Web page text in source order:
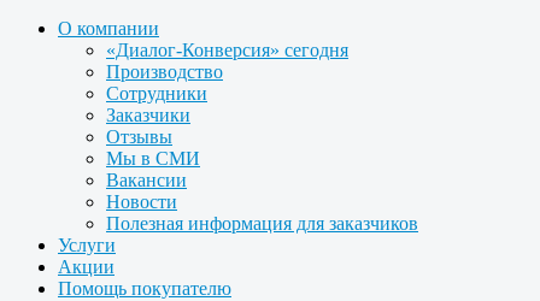
О компании
«Диалог-Конверсия» сегодня
Производство
Сотрудники
Заказчики
Отзывы
Мы в СМИ
Вакансии
Новости
Полезная информация для заказчиков
Услуги
Акции
Помощь покупателю